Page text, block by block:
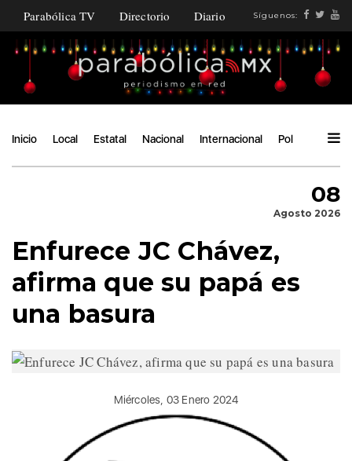
Parabólica TV Directorio Diario Síguenos:
Inicio Local Estatal Nacional Internacional Política
08
Agosto 2026
Enfurece JC Chávez,
afirma que su papá es
una basura
Miércoles, 03 Enero 2024